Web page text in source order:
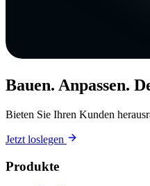
Bauen. Anpassen.
Bieten Sie Ihren Kunden
Jetzt loslegen
Produkte